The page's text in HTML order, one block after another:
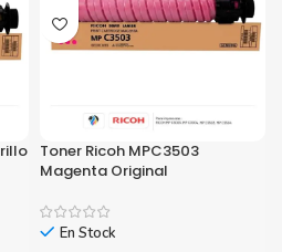
Toner Ricoh MPC3503
Magenta Original
En Stock